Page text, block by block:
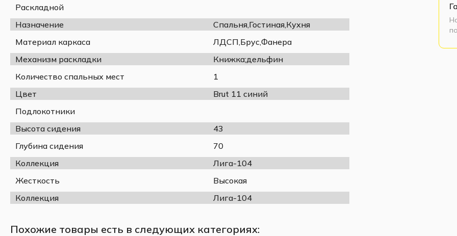
Раскладной
Назначение
Спальня,Гостиная,Кухня
Материал каркаса
ЛДСП,Брус,Фанера
Механизм раскладки
Книжка;дельфин
Количество спальных мест
1
Цвет
Brut 11 синий
Подлокотники
Высота сидения
43
Глубина сидения
70
Коллекция
Лига-104
Жесткость
Высокая
Коллекция
Лига-104
Похожие товары есть в следующих категориях: